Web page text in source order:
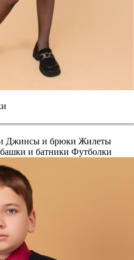
Джинсы и брюки Жилеты
и батники Футболки